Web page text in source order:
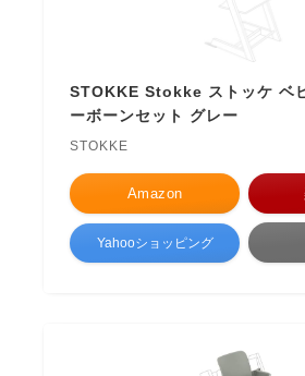
STOKKE Stokke ストッケ ベ
ーボーンセット グレー
STOKKE
Amazon
Yahooショッピング